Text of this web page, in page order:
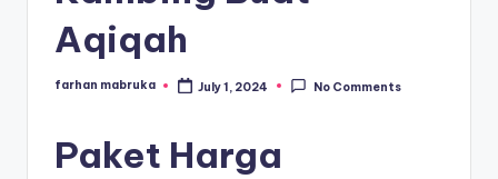
Aqiqah
Posted
farhan mabruka July 1, 2024 No Comments
Paket Harga